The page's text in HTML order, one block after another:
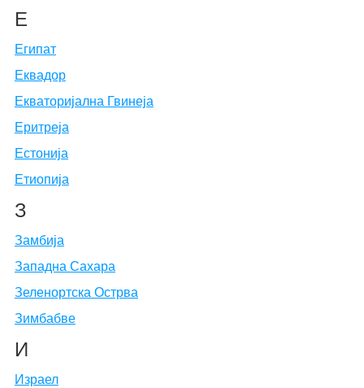
Е
Египат
Еквадор
Екваторијална Гвинеја
Еритреја
Естонија
Етиопија
З
Замбија
Западна Сахара
Зеленортска Острва
Зимбабве
И
Израел